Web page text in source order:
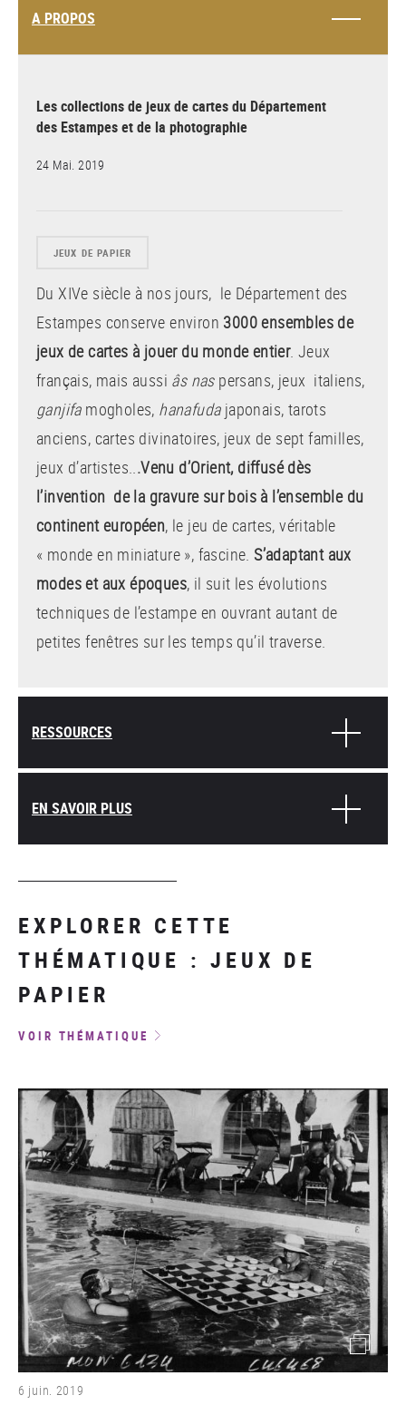
A PROPOS
Les collections de jeux de cartes du Département
des Estampes et de la photographie
24 Mai. 2019
JEUX DE PAPIER
Du XIVe siècle à nos jours, le Département des
Estampes conserve environ 3000 ensembles de
jeux de cartes à jouer du monde entier.Jeux
français, mais aussi âs naspersans, jeux italiens,
ganjifamogholes, hanafudajaponais, tarots
anciens, cartes divinatoires, jeux de sept familles,
jeux d’artistes...Venu d’Orient, diffusé dès
l’invention de la gravure sur bois à l’ensemble du
continent européen, le jeu de cartes, véritable
« monde en miniature », fascine. S’adaptant aux
modes et aux époques, il suit les évolutions
techniques de l’estampe en ouvrant autant de
petites fenêtres sur les temps qu’il traverse.
RESSOURCES
EN SAVOIR PLUS
EXPLORER CETTE
THÉMATIQUE : JEUX DE
PAPIER
VOIR THÉMATIQUE
(image)
6 juin. 2019